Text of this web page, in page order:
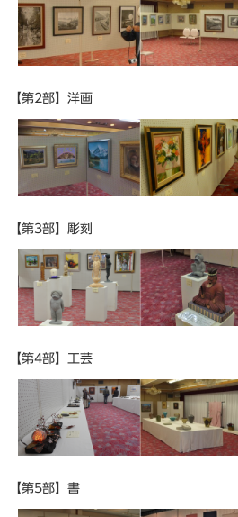
【第2部】洋画
【第3部】彫刻
【第4部】工芸
【第5部】書